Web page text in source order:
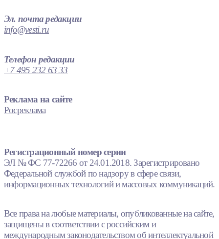
Эл. почта редакции
info@vesti.ru
Телефон редакции
+7 495 232 63 33
Реклама на сайте
Росреклама
Регистрационный номер серии
ЭЛ № ФС 77-72266 от 24.01.2018. Зарегистрировано
Федеральной службой по надзору в сфере связи,
информационных технологий и массовых коммуникаций.
Все права на любые материалы, опубликованные на сайте,
защищены в соответствии с российским и
международным законодательством об интеллектуальной